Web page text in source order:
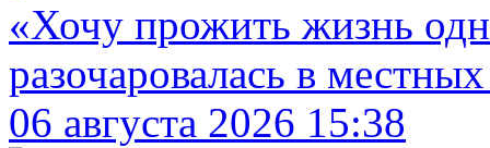
«Хочу прожить жизнь
разочаровалась в
06 августа 2026 15:38